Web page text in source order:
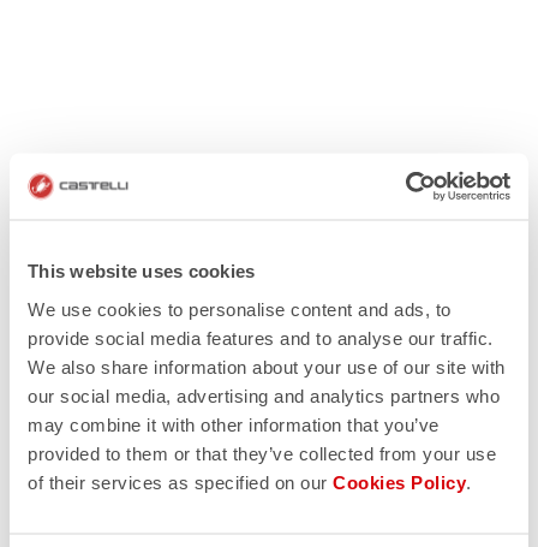
This website uses cookies
We use cookies to personalise content and ads, to
provide social media features and to analyse our traffic.
We also share information about your use of our site with
our social media, advertising and analytics partners who
may combine it with other information that you’ve
provided to them or that they’ve collected from your use
of their services as specified on our Cookies Policy.